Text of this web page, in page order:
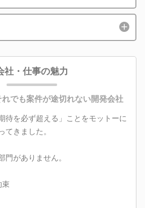
社・仕事の魅力
でも案件が途切れない開発会社
待を必ず超える」ことをモットーに
てきました。
門がありません。
束